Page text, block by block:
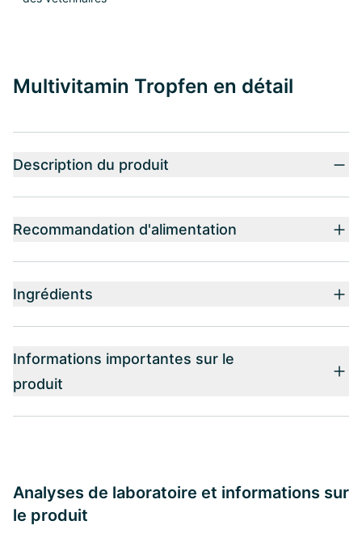
Multivitamin Tropfen en détail
Description du produit
Recommandation d'alimentation
Ingrédients
Informations importantes sur le
produit
Analyses de laboratoire et informations sur
le produit